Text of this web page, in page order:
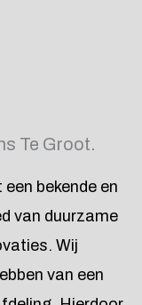
Te Groot.
bekende en
van duurzame
Wij
van een